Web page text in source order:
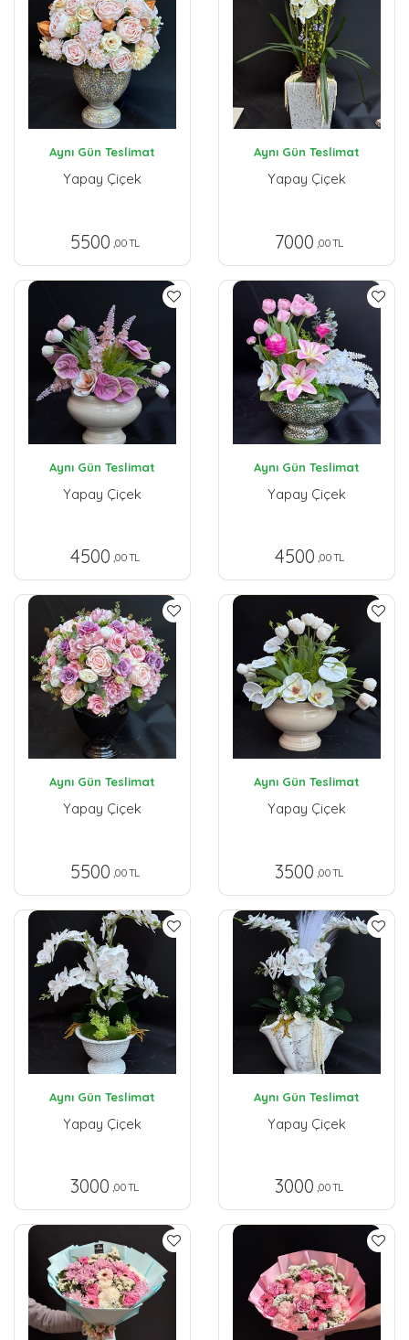
Aynı Gün Teslimat
Yapay Çiçek
5500 ,00 TL
Aynı Gün Teslimat
Yapay Çiçek
7000 ,00 TL
Aynı Gün Teslimat
Yapay Çiçek
4500 ,00 TL
Aynı Gün Teslimat
Yapay Çiçek
4500 ,00 TL
Aynı Gün Teslimat
Yapay Çiçek
5500 ,00 TL
Aynı Gün Teslimat
Yapay Çiçek
3500 ,00 TL
Aynı Gün Teslimat
Yapay Çiçek
3000 ,00 TL
Aynı Gün Teslimat
Yapay Çiçek
3000 ,00 TL